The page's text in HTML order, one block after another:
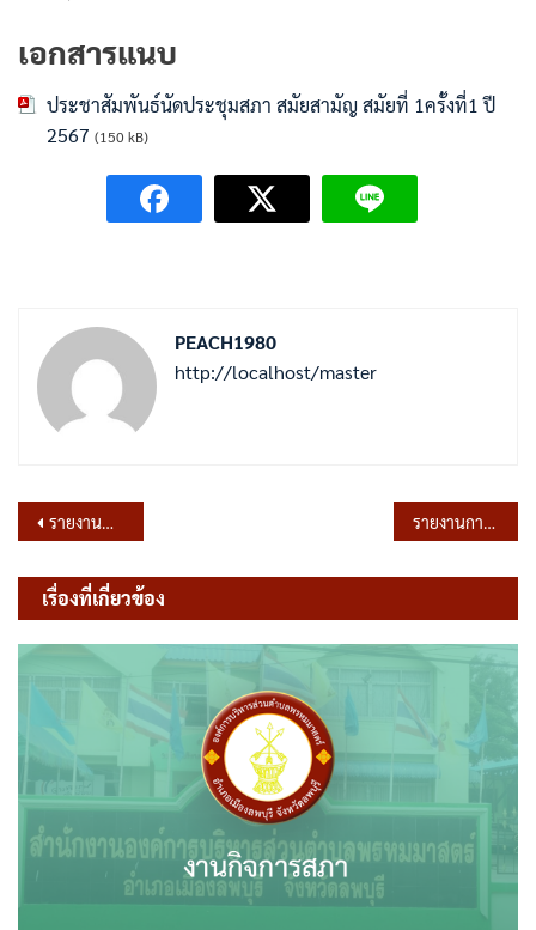
เอกสารแนบ
ประชาสัมพันธ์นัดประชุมสภา สมัยสามัญ สมัยที่ 1ครั้งที่1 ปี
2567 (150 kB)
PEACH1980
http://localhost/master
แนะแนว
เรื่อง
รายงานผลการบริหารและพัฒนาทรัพยากรบุคคล ประจำปีงบประมาณ พ.ศ.2566 รายงานการประชุมสภา สมัยสามัญ สมัยที่ 1 ครั้งที่ 1/2567
เรื่องที่เกี่ยวข้อง